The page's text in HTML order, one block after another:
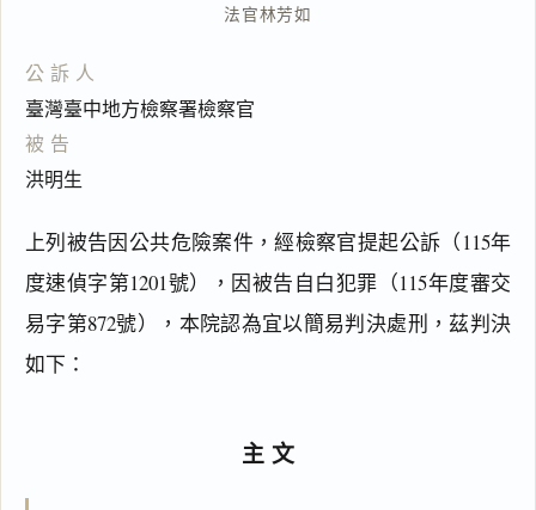
法官林芳如
公訴人
臺灣臺中地方檢察署檢察官
被告
洪明生
上列被告因公共危險案件，經檢察官提起公訴（115年
度速偵字第1201號），因被告自白犯罪（115年度審交
易字第872號），本院認為宜以簡易判決處刑，茲判決
如下：
主文